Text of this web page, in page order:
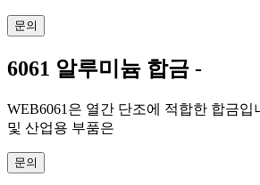
문의
6061 알루미늄 합금 -
WEB6061은 열간 단조에 적합한 합금
및 산업용 부품은
문의